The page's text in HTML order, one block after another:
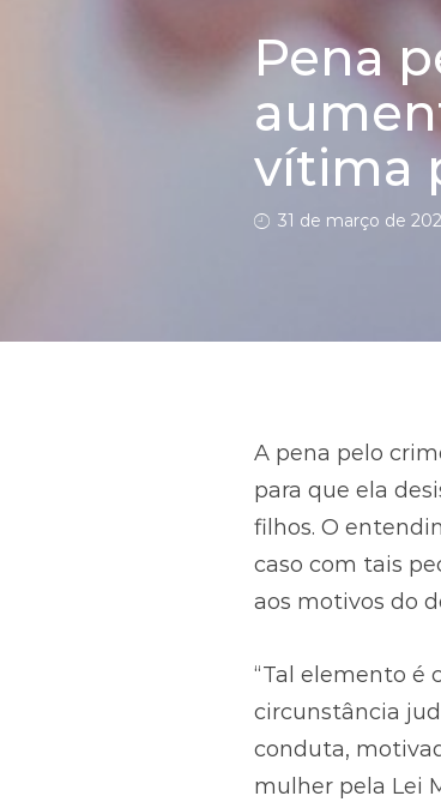
Pena
vítima
31 de março de
A pena pelo
para que ela
filhos. O
caso com tais
aos motivos do
“Tal elemento é
circunstância
conduta,
mulher pela Lei